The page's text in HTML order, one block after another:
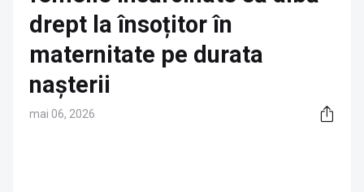
drept la însoțitor în
maternitate pe durata
nașterii
mai 06, 2026